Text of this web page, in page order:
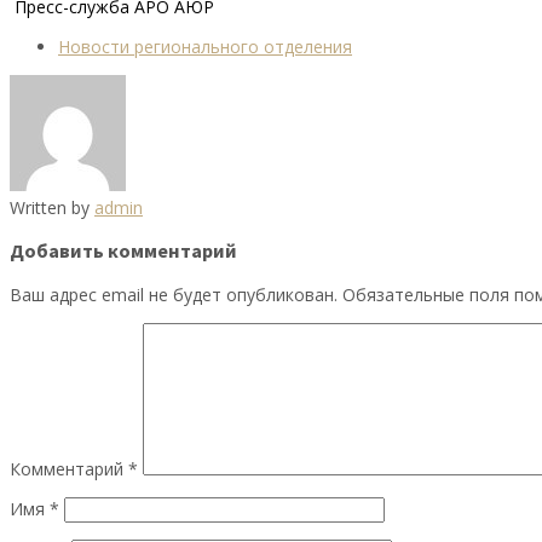
Пресс-служба АРО АЮР
Новости регионального отделения
Written by admin
Добавить комментарий
Ваш адрес email не будет опубликован. Обязательные поля
Комментарий *
Имя *